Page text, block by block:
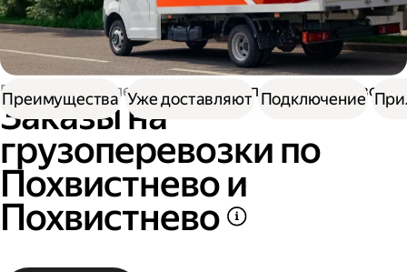
Работа водителем Заказы на перевозку грузов
Заказы на
грузоперевозки по
Похвистнево и
Похвистнево
Преимущества Уже доставляют Подключение